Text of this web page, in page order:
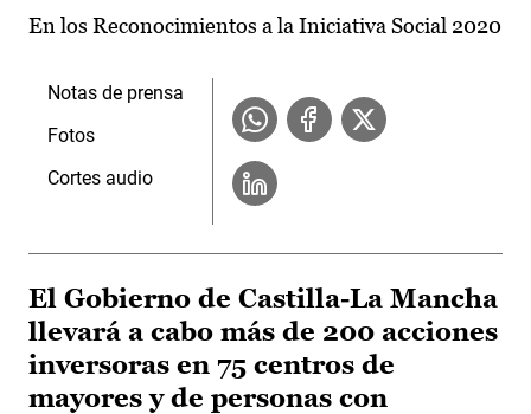
En los Reconocimientos a la Iniciativa Social 2020
Notas de prensa
Fotos
Cortes audio
El Gobierno de Castilla-La Mancha
llevará a cabo más de 200 acciones
inversoras en 75 centros de
mayores y de personas con